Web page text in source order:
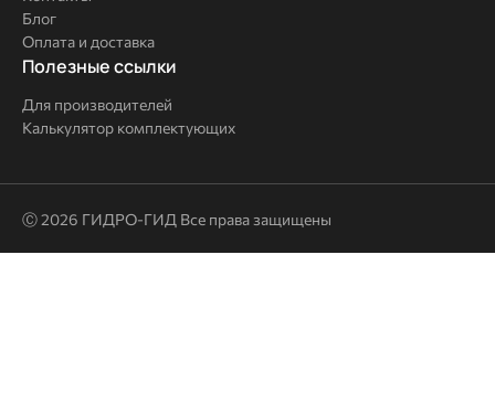
Блог
Оплата и доставка
Полезные
Полезные ссылки
Для производителей
Калькулятор комплектующих
Ⓒ 2026 ГИДРО-ГИД Все права защищены